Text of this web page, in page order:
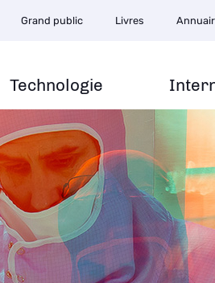
Technologie
Grand public Livres